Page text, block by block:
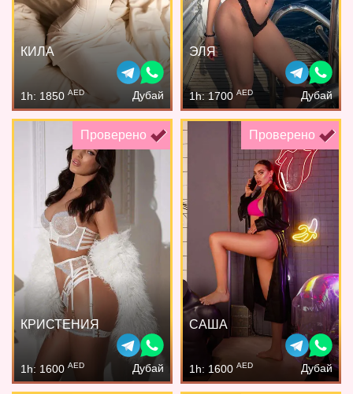
КИЛА
1h: 1850 AED Дубай
ЭЛЯ
1h: 1700 AED Дубай
Проверено
КРИСТЕНИЯ
1h: 1600 AED Дубай
Проверено
САША
1h: 1600 AED Дубай